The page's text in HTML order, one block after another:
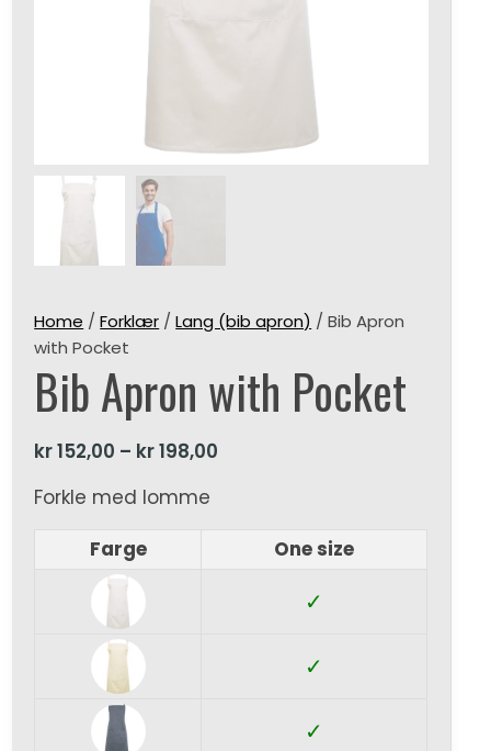
Home /Forklær /Lang (bib apron) / Bib Apron
with Pocket
Bib Apron with Pocket
kr152,00 – kr198,00
Forkle med lomme
Farge
One size
✓
✓
✓